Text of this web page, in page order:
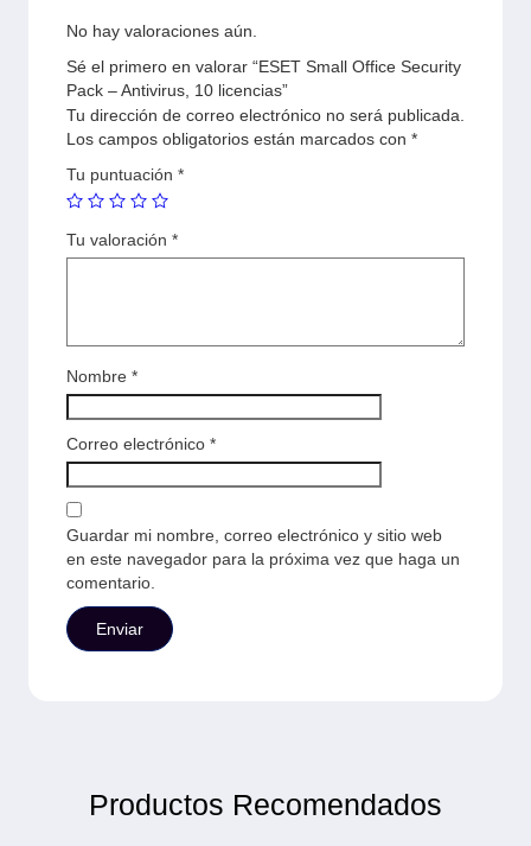
No hay valoraciones aún.
Sé el primero en valorar “ESET Small Office Security
Pack – Antivirus, 10 licencias”
Tu dirección de correo electrónico no será publicada.
Los campos obligatorios están marcados con *
Tu puntuación *
Tu valoración *
Nombre *
Correo electrónico *
Guardar mi nombre, correo electrónico y sitio web
en este navegador para la próxima vez que haga un
comentario.
Productos Recomendados